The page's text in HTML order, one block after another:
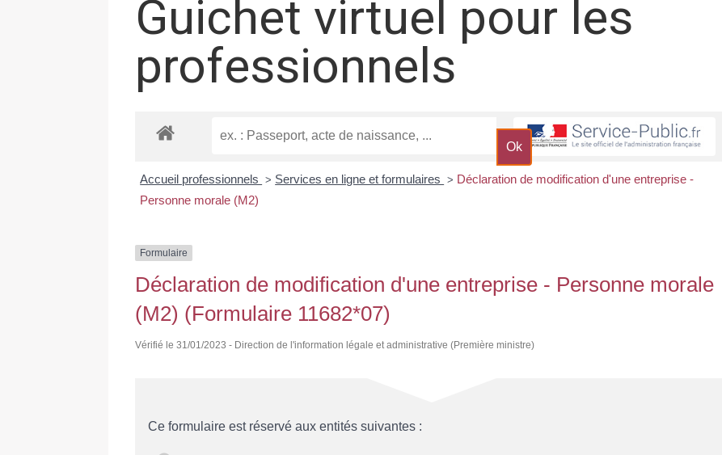
Guichet virtuel pour les
professionnels
Accueil professionnels > Services en ligne et formulaires > Déclaration de modification d'une entreprise -
Personne morale (M2)
Formulaire
Déclaration de modification d'une entreprise - Personne morale
(M2) (Formulaire 11682*07)
Vérifié le 31/01/2023 - Direction de l'information légale et administrative (Première ministre)
Ce formulaire est réservé aux entités suivantes :